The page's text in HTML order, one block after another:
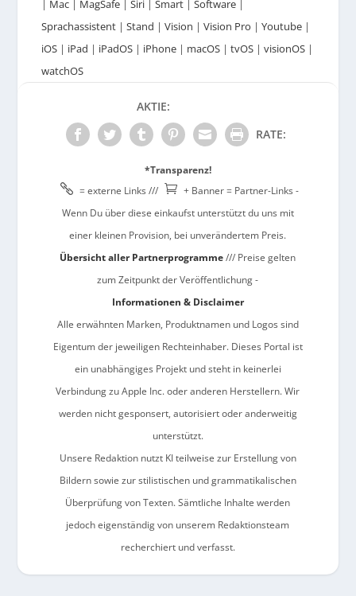
Mac MagSafe |Siri |Smart |Software
Sprachassistent |Stand |Vision |Vision Pro |Youtube |
iOS | iPad | iPadOS | iPhone | macOS |tvOS |visionOS |
watchOS
AKTIE:
RATE:
*Transparenz!
 = externe Links ///  + Banner = Partner-Links -
Wenn Du über diese einkaufst unterstützt du uns mit
einer kleinen Provision, bei unverändertem Preis.
Übersicht aller Partnerprogramme/// Preise gelten
zum Zeitpunkt der Veröffentlichung -
Informationen & Disclaimer
Alle erwähnten Marken, Produktnamen und Logos sind
Eigentum der jeweiligen Rechteinhaber. Dieses Portal ist
ein unabhängiges Projekt und steht in keinerlei
Verbindung zu Apple Inc. oder anderen Herstellern. Wir
werden nicht gesponsert, autorisiert oder anderweitig
unterstützt.
Unsere Redaktion nutzt KI teilweise zur Erstellung von
Bildern sowie zur stilistischen und grammatikalischen
Überprüfung von Texten. Sämtliche Inhalte werden
jedoch eigenständig von unserem Redaktionsteam
recherchiert und verfasst.